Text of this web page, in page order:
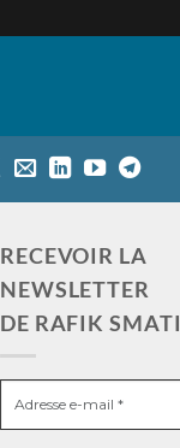
RECEVOIR LA
NEWSLETTER
DE RAFIK SMATI